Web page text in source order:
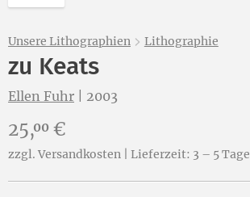
Unsere Lithographien Lithographie
zu Keats
Ellen Fuhr 2003
Preis:
25,00 €
zzgl. Versandkosten | Lieferzeit: 3 – 5 Tage